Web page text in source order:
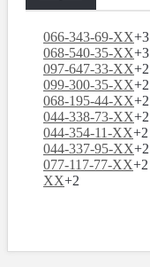
066-343-69-XX+3
068-540-35-XX+3
097-647-33-XX+2
099-300-35-XX+2
068-195-44-XX+2
044-338-73-XX+2
044-354-11-XX+2
044-337-95-XX+2
077-117-77-XX+2
XX+2